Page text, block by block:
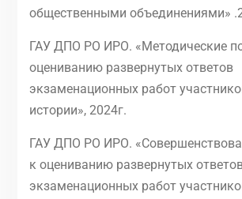
общественными объединениями»
ГАУ ДПО РО ИРО. «Методические
оцениванию развернутых ответов
экзаменационных работ
истории», 2024г.
ГАУ ДПО РО ИРО.
к оцениванию развернутых
экзаменационных работ